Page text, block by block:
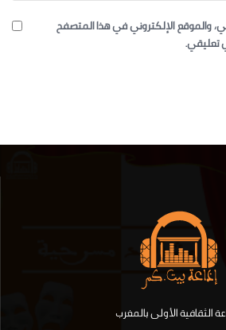
والموقع الإلكتروني في هذا المتصفح
تعليقي.
الثقافية الأولى بالمغرب